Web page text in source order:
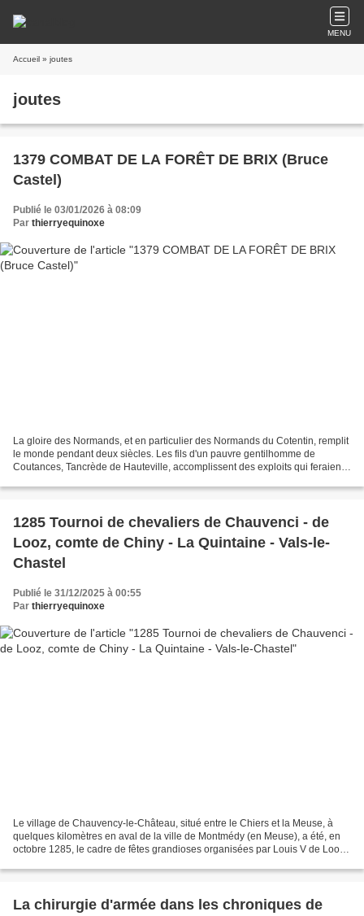
MENU
Accueil » joutes
joutes
1379 COMBAT DE LA FORÊT DE BRIX (Bruce
Castel)
Publié le 03/01/2026 à 08:09
Par thierryequinoxe
La gloire des Normands, et en particulier des Normands du Cotentin, remplit
le monde pendant deux siècles. Les fils d'un pauvre gentilhomme de
Coutances, Tancrède de Hauteville, accomplissent des exploits qui feraient
1285 Tournoi de chevaliers de Chauvenci - de
Looz, comte de Chiny - La Quintaine - Vals-le-
Chastel
Publié le 31/12/2025 à 00:55
Par thierryequinoxe
Le village de Chauvency-le-Château, situé entre le Chiers et la Meuse, à
quelques kilomètres en aval de la ville de Montmédy (en Meuse), a été, en
octobre 1285, le cadre de fêtes grandioses organisées par Louis V de Looz,
La chirurgie d'armée dans les chroniques de